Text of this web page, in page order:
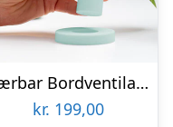
Bærbar Bordventilator – Vooni
kr. 199,00